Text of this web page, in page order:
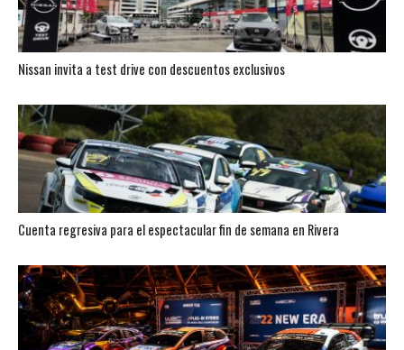
Nissan invita a test drive con descuentos exclusivos
Cuenta regresiva para el espectacular fin de semana en Rivera